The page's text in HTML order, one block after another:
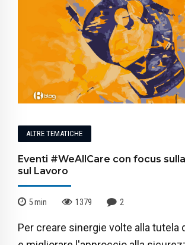
ALTRE TEMATICHE
Eventi #WeAllCare con focus
sul Lavoro
5min 1379 2
Per creare sinergie volte alla tutela